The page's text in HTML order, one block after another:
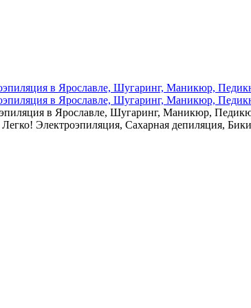
в Ярославле, Шугаринг, Маникюр,
Электроэпиляция, Сахарная депиляция,